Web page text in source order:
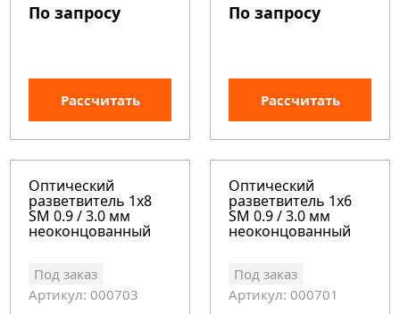
По запросу
Рассчитать
По запросу
Рассчитать
Оптический
разветвитель 1x8
SM 0.9 / 3.0 мм
неоконцованный
Под заказ
Артикул: 000703
Оптический
разветвитель 1x6
SM 0.9 / 3.0 мм
неоконцованный
Под заказ
Артикул: 000701